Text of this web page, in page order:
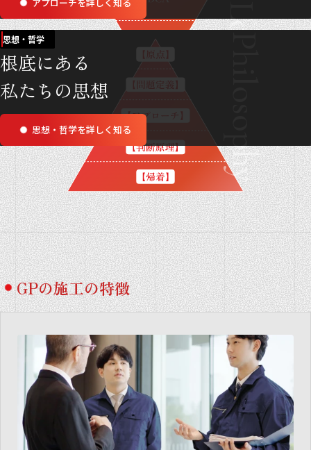
Logic
Philosophy
思想・哲学
根底にある
私たちの思想
思想・哲学を詳しく知る
GPの施工の特徴